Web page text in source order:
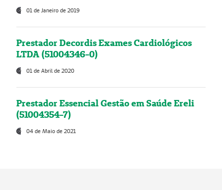
01 de Janeiro de 2019
Prestador Decordis Exames Cardiológicos
LTDA (51004346-0)
01 de Abril de 2020
Prestador Essencial Gestão em Saúde Ereli
(51004354-7)
04 de Maio de 2021